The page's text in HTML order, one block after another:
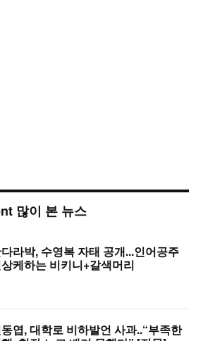
많이 본 뉴스
라박, 수영복 자태 공개...인어공주
케하는 비키니+갈색머리
엽, 대학로 비하발언 사과..“부족한